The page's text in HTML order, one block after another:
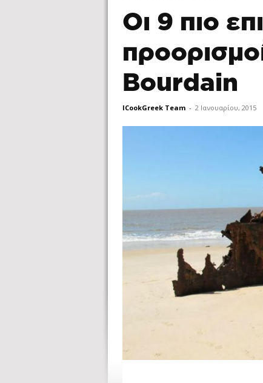
Οι 9 πιο
Bourdain
ICookGreek Team - 2 Ιανουαρίου, 2015